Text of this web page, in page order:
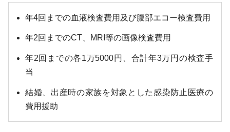
年4回までの血液検査費用及び腹部エコー検査費用
年2回までのCT、MRI等の画像検査費用
年2回までの各1万5000円、合計年3万円の検査手
当
結婚、出産時の家族を対象とした感染防止医療の
費用援助